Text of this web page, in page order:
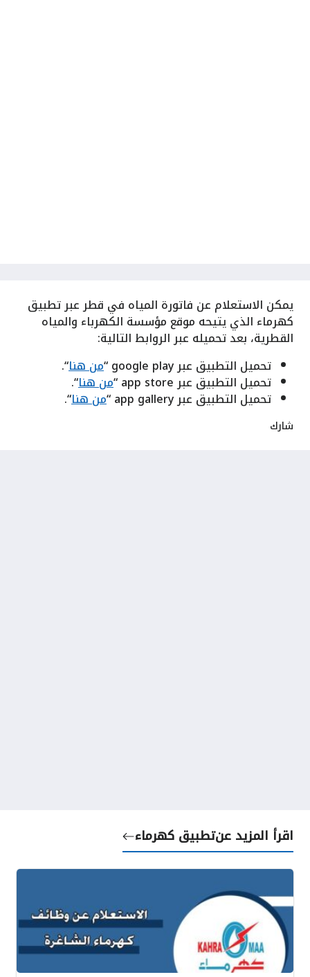
يمكن الاستعلام عن فاتورة المياه في قطر عبر تطبيق
كهرماء الذي يتيحه موقع مؤسسة الكهرباء والمياه
القطرية، بعد تحميله عبر الروابط التالية:
تحميل التطبيق عبر google play “
من هنا“.
تحميل التطبيق عبر app store “ من هنا“.
تحميل التطبيق عبر app gallery “ من هنا“.
شارك
اقرأ المزيد عنتطبيق كهرماء